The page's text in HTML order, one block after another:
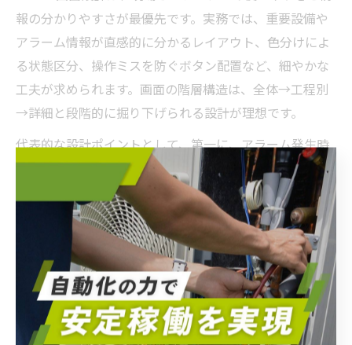
報の分かりやすさが最優先です。実務では、重要設備や
アラーム情報が直感的に分かるレイアウト、色分けによ
る状態区分、操作ミスを防ぐボタン配置など、細やかな
工夫が求められます。画面の階層構造は、全体→工程別
→詳細と段階的に掘り下げられる設計が理想です。
代表的な設計ポイントとして、第一に、アラーム発生時
は画面上で即座に該当設備が強調表示されるようにしま
す。第二に、履歴データやトレンドグラフはワンクリッ
クで呼び出せるように配置します。第三に、現場担当者
の声を反映し、日常運用でよく使う項目をトップ画面に
まとめることも重要です。これにより、トラブル時の初
動対応や日常点検がスムーズになります。
「画面が複雑すぎて現場で使いこなせない」という失敗
例もあるため、設計段階で現場ユーザーと十分な意見交